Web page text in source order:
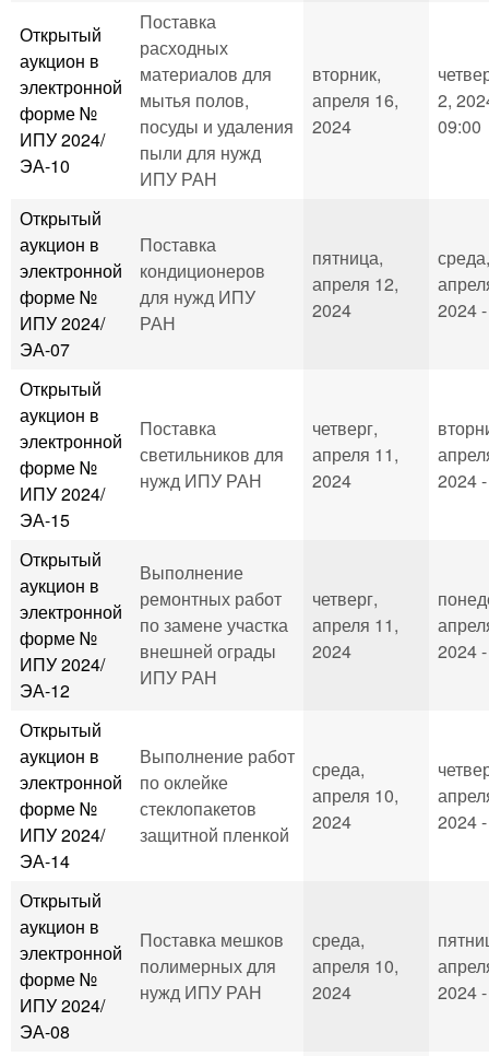
Открытый
аукцион в
электронной
форме №
ИПУ 2024/
ЭА-10
Поставка
расходных
материалов для
мытья полов,
посуды и удаления
пыли для нужд
ИПУ РАН
вторник,
апреля 16,
2024
2,
09:00
Открытый
аукцион в
электронной
форме №
ИПУ 2024/
ЭА-07
Поставка
кондиционеров
для нужд ИПУ
РАН
пятница,
апреля 12,
2024
среда,
2024
Открытый
аукцион в
электронной
форме №
ИПУ 2024/
ЭА-15
Поставка
светильников для
нужд ИПУ РАН
четверг,
апреля 11,
2024
2024
Открытый
аукцион в
электронной
форме №
ИПУ 2024/
ЭА-12
Выполнение
ремонтных работ
по замене участка
внешней ограды
ИПУ РАН
четверг,
апреля 11,
2024
2024
Открытый
аукцион в
электронной
форме №
ИПУ 2024/
ЭА-14
Выполнение работ
по оклейке
стеклопакетов
защитной пленкой
среда,
апреля 10,
2024
2024
Открытый
аукцион в
электронной
форме №
ИПУ 2024/
ЭА-08
Поставка мешков
полимерных для
нужд ИПУ РАН
среда,
апреля 10,
2024
2024